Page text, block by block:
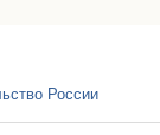
России